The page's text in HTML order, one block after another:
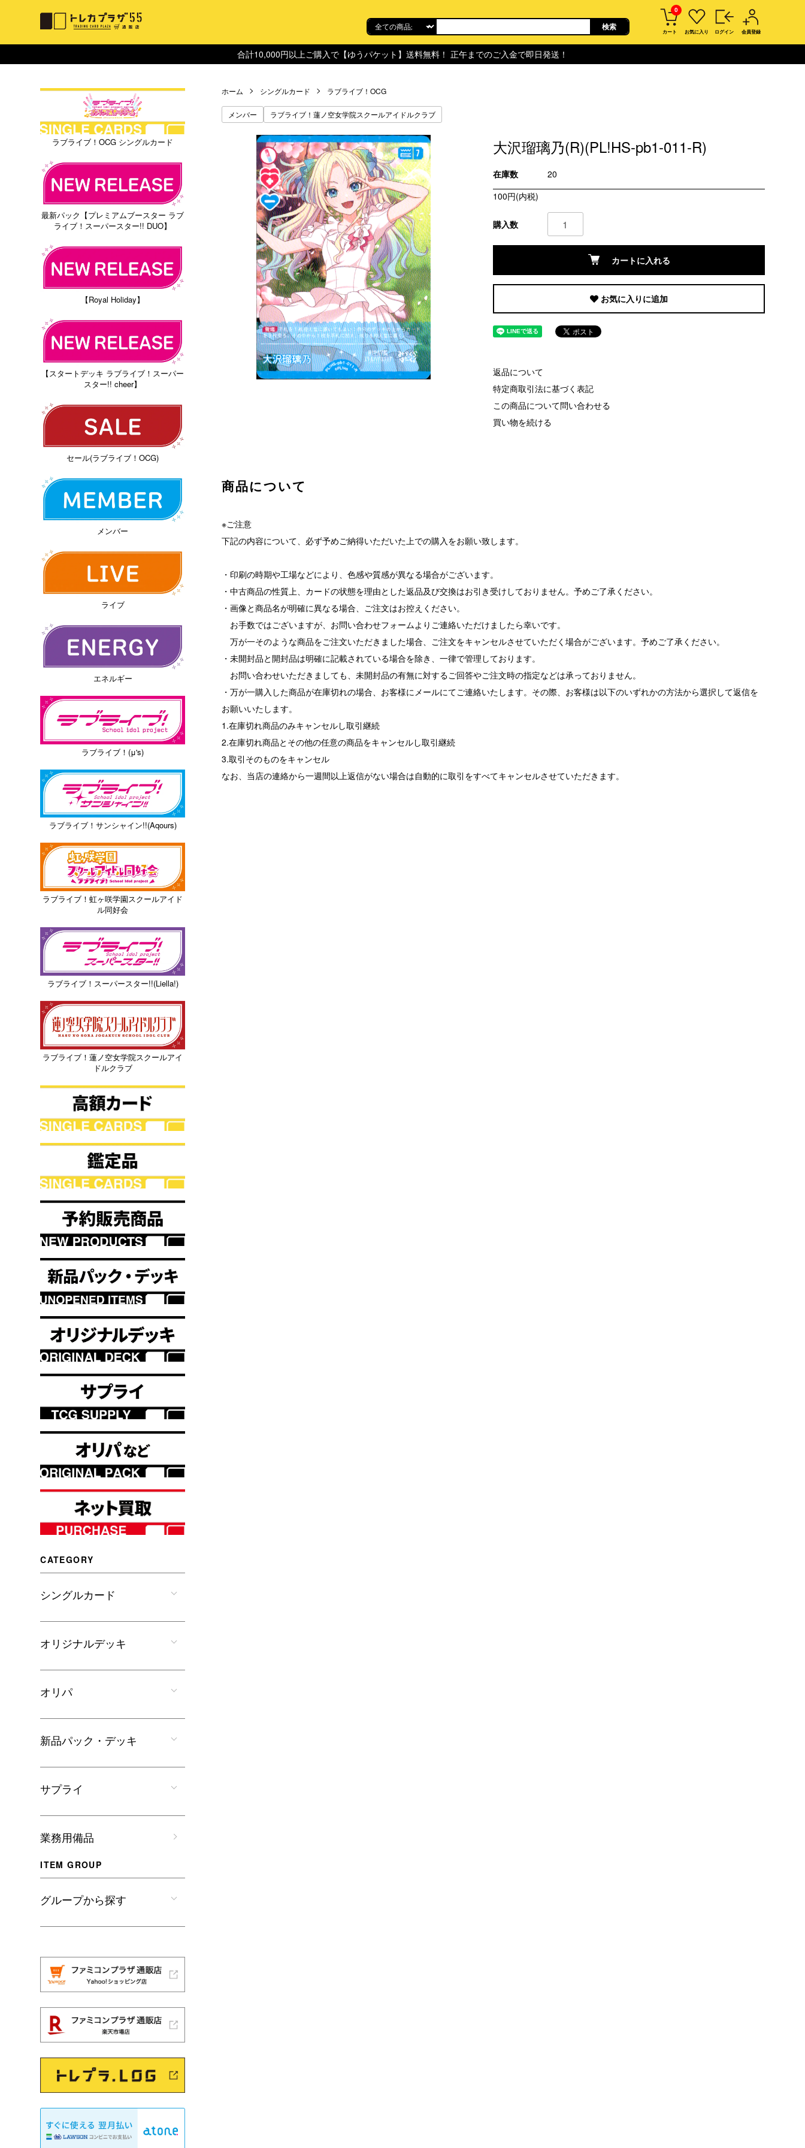
0
カート お気に入り ログイン 会員登録
合計10,000円以上ご購入で【ゆうパケット】送料無料！ 正午までのご入金で即日発送！
ホーム シングルカード ラブライブ！OCG
メンバー ラブライブ！蓮ノ空女学院スクールアイドルクラブ
大沢瑠璃乃(R)(PL!HS-pb1-011-R)
在庫数
20
100円(内税)
購入数
カートに入れる
お気に入りに追加
返品について
特定商取引法に基づく表記
この商品について問い合わせる
買い物を続ける
商品について
※ご注意
下記の内容について、必ず予めご納得いただいた上での購入をお願い致します。
・印刷の時期や工場などにより、色感や質感が異なる場合がございます。
・中古商品の性質上、カードの状態を理由とした返品及び交換はお引き受けしておりません。予めご了承ください。
・画像と商品名が明確に異なる場合、ご注文はお控えください。
お手数ではございますが、お問い合わせフォームよりご連絡いただけましたら幸いです。
万が一そのような商品をご注文いただきました場合、ご注文をキャンセルさせていただく場合がございます。予めご了承ください。
・未開封品と開封品は明確に記載されている場合を除き、一律で管理しております。
お問い合わせいただきましても、未開封品の有無に対するご回答やご注文時の指定などは承っておりません。
・万が一購入した商品が在庫切れの場合、お客様にメールにてご連絡いたします。その際、お客様は以下のいずれかの方法から選択して返信を
お願いいたします。
1.在庫切れ商品のみキャンセルし取引継続
2.在庫切れ商品とその他の任意の商品をキャンセルし取引継続
3.取引そのものをキャンセル
なお、当店の連絡から一週間以上返信がない場合は自動的に取引をすべてキャンセルさせていただきます。
ラブライブ！OCG シングルカード
最新パック【プレミアムブースター ラブ
ライブ！スーパースター!! DUO】
【Royal Holiday】
【スタートデッキ ラブライブ！スーパー
スター!! cheer】
セール(ラブライブ！OCG)
メンバー
ライブ
エネルギー
ラブライブ！(μ's)
ラブライブ！サンシャイン!!(Aqours)
ラブライブ！虹ヶ咲学園スクールアイド
ル同好会
ラブライブ！スーパースター!!(Liella!)
ラブライブ！蓮ノ空女学院スクールアイ
ドルクラブ
CATEGORY
シングルカード
オリジナルデッキ
オリパ
新品パック・デッキ
サプライ
業務用備品
ITEM GROUP
グループから探す